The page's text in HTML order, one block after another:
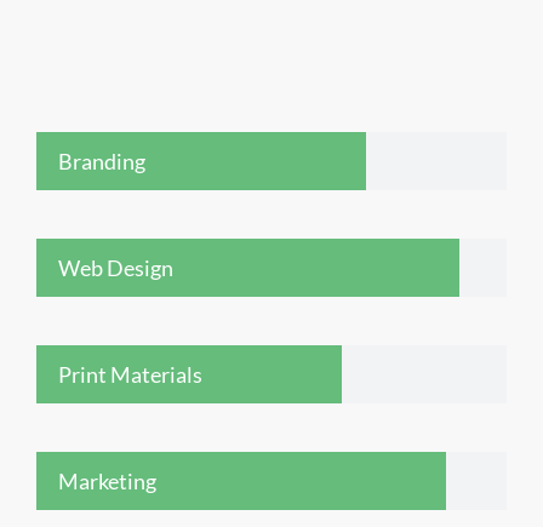
Branding
Web Design
Print Materials
Marketing